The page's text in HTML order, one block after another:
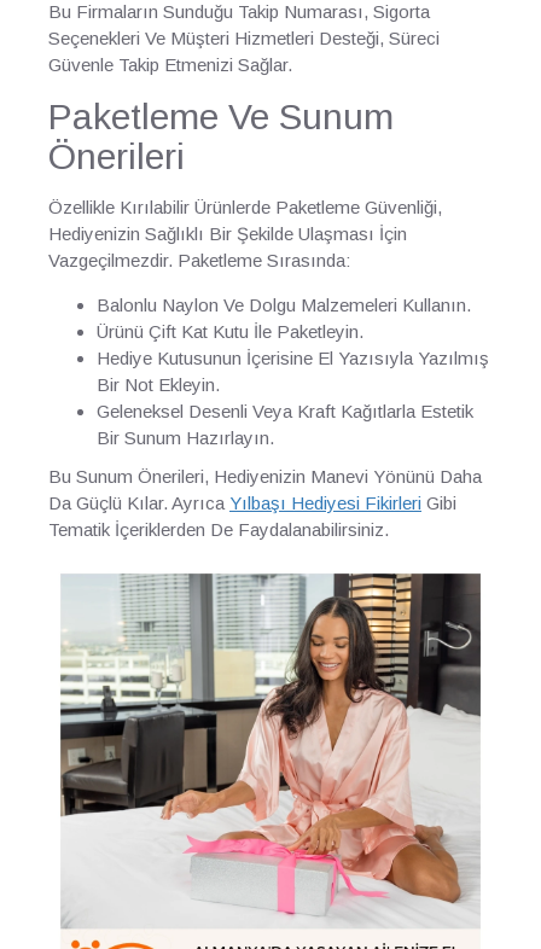
Bu Firmaların Sunduğu Takip Numarası, Sigorta
Seçenekleri Ve Müşteri Hizmetleri Desteği, Süreci
Güvenle Takip Etmenizi Sağlar.
Paketleme Ve Sunum
Önerileri
Özellikle Kırılabilir Ürünlerde Paketleme Güvenliği,
Hediyenizin Sağlıklı Bir Şekilde Ulaşması İçin
Vazgeçilmezdir. Paketleme Sırasında:
Balonlu Naylon Ve Dolgu Malzemeleri Kullanın.
Ürünü Çift Kat Kutu İle Paketleyin.
Hediye Kutusunun İçerisine El Yazısıyla Yazılmış
Bir Not Ekleyin.
Geleneksel Desenli Veya Kraft Kağıtlarla Estetik
Bir Sunum Hazırlayın.
Bu Sunum Önerileri, Hediyenizin Manevi Yönünü Daha
Da Güçlü Kılar. Ayrıca Yılbaşı Hediyesi Fikirleri Gibi
Tematik İçeriklerden De Faydalanabilirsiniz.